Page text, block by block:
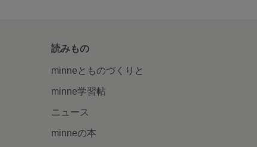
読みもの
minneとものづくりと
minne学習帖
ニュース
minneの本